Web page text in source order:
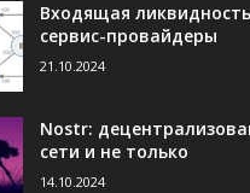
Входящая
сервис-провайдеры
21.10.2024
Nostr:
сети и не только
14.10.2024